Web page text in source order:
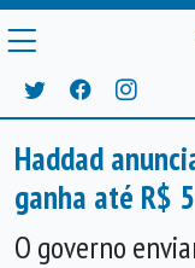
Haddad
ganha até R$
O governo